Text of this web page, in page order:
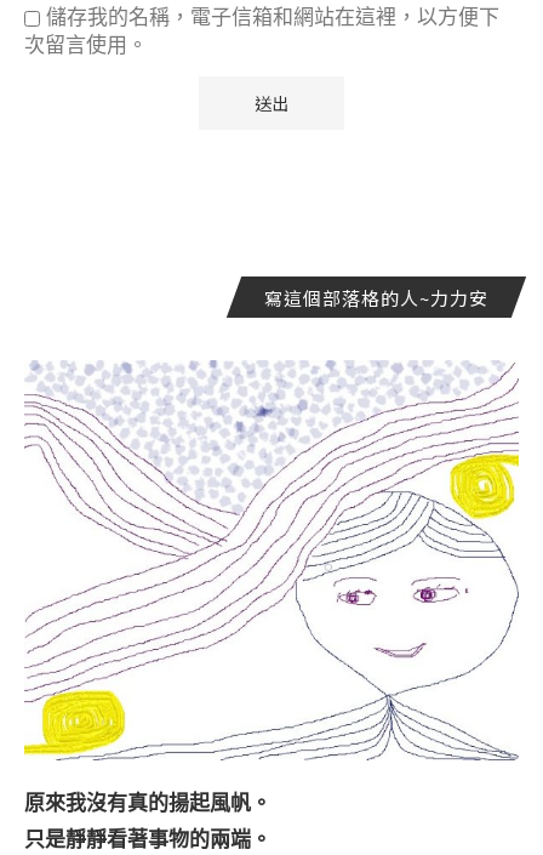
儲存我的名稱，電子信箱和網站在這裡，以方便下
次留言使用。
寫這個部落格的人~力力安
原來我沒有真的揚起風帆。
只是靜靜看著事物的兩端。